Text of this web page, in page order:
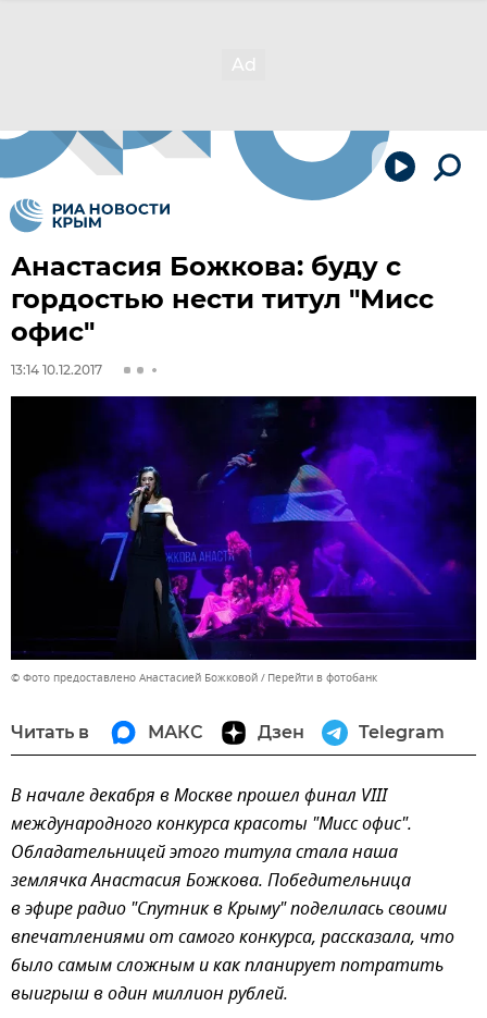
Анастасия Божкова: буду с
гордостью нести титул "Мисс
офис"
13:14 10.12.2017
© Фото предоставлено Анастасией Божковой Перейти в фотобанк
Читать в МАКС Дзен Telegram
В начале декабря в Москве прошел финал VIII
международного конкурса красоты "Мисс офис".
Обладательницей этого титула стала наша
землячка Анастасия Божкова. Победительница
в эфире радио "Спутник в Крыму" поделилась своими
впечатлениями от самого конкурса, рассказала, что
было самым сложным и как планирует потратить
выигрыш в один миллион рублей.